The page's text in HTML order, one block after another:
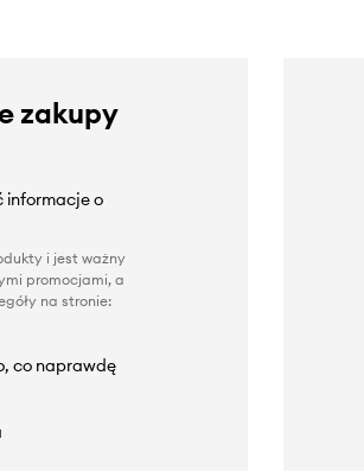
zakupy
informacje o
i jest ważny
promocjami, a
na stronie:
co naprawdę